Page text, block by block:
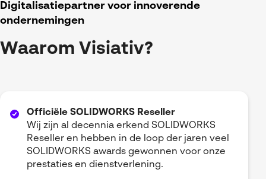
Digitalisatiepartner voor innoverende
ondernemingen
Waarom Visiativ?
Officiële SOLIDWORKS Reseller
Wij zijn al decennia erkend SOLIDWORKS
Reseller en hebben in de loop der jaren veel
SOLIDWORKS awards gewonnen voor onze
prestaties en dienstverlening.